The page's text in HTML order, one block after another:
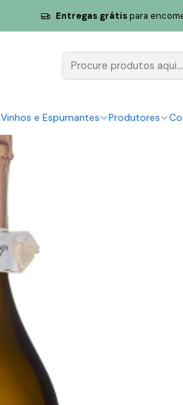
Vinhos e Espumantes Produtores
Entregas grátispara
Quinta de Santiago Espumante